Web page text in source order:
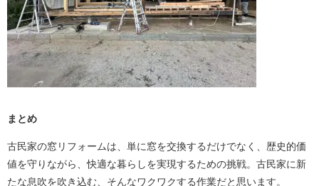
まとめ
古民家の窓リフォームは、単に窓を交換するだけでなく、歴史的価
値を守りながら、快適な暮らしを実現するための挑戦。古民家に新
たな息吹を吹き込む、そんなワクワクする作業だと思います。